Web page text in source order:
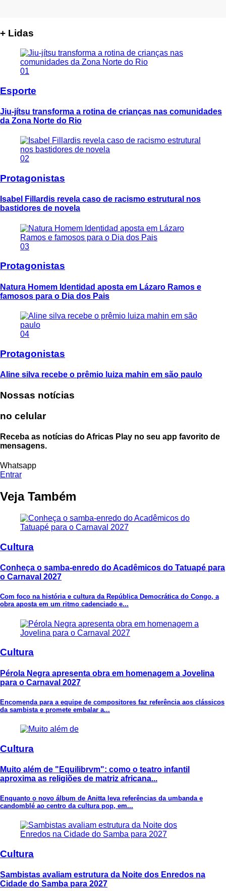
+ Lidas
01
Esporte
Jiu-jítsu transforma a rotina de crianças nas comunidades
da Zona Norte do Rio
02
Protagonistas
Isabel Fillardis revela caso de racismo estrutural nos
bastidores de novela
03
Protagonistas
Natura Homem Identidad aposta em Lázaro Ramos e
famosos para o Dia dos Pais
04
Protagonistas
Aline silva recebe o prêmio luiza mahin em são paulo
Nossas notícias
no celular
Receba as notícias do Africas Play no seu app favorito de
mensagens.
Whatsapp
Entrar
Veja Também
Cultura
Conheça o samba-enredo do Acadêmicos do Tatuapé para
o Carnaval 2027
Com foco na história e cultura da República Democrática do Congo, a
obra aposta em um ritmo cadenciado e...
Cultura
Pérola Negra apresenta obra em homenagem a Jovelina
para o Carnaval 2027
Encomenda para a equipe de compositores faz referência aos clássicos
da sambista e promete embalar a...
Cultura
Muito além de "Equilibrvm": como o teatro infantil
aproxima as religiões de matriz africana...
Enquanto o novo álbum de Anitta leva referências da umbanda e
candomblé ao centro da cultura pop, em...
Cultura
Sambistas avaliam estrutura da Noite dos Enredos na
Cidade do Samba para 2027